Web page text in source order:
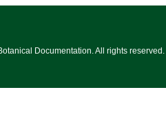
Documentation. All rights reserved.